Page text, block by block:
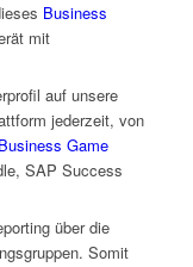
Business
mit
auf unsere
jederzeit, von
Business Game
SAP Success
über die
Somit